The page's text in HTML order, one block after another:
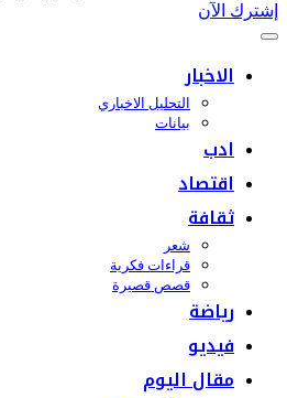
إشترك الآن
الاخبار
التحليل الاخباري
بيانات
ادب
اقتصاد
ثقافة
شعر
قراءات فكرية
قصص قصيرة
رياضة
فيديو
مقال اليوم